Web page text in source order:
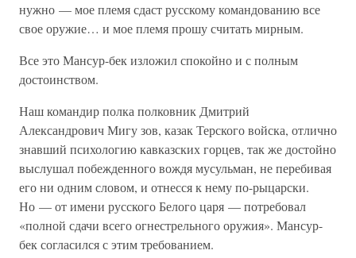
нужно — мое племя сдаст русскому командованию все
свое оружие… и мое племя прошу считать мирным.
Все это Мансур-бек изложил спокойно и с полным
достоинством.
Наш командир полка полковник Дмитрий
Александрович Мигу зов, казак Терского войска, отлично
знавший психологию кавказских горцев, так же достойно
выслушал побежденного вождя мусульман, не перебивая
его ни одним словом, и отнесся к нему по-рыцарски.
Но — от имени русского Белого царя — потребовал
«полной сдачи всего огнестрельного оружия». Мансур-
бек согласился с этим требованием.